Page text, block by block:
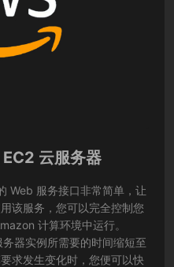
云服务器
Web 服务接口非常简单，让
该服务，您可以完全控制您
计算环境中运行。
器实例所需要的时间缩短至
求发生变化时，您便可以快